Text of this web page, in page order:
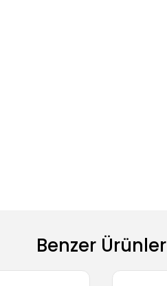
Benzer Ürünler